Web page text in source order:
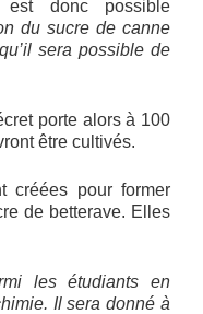
est donc possible
du sucre de canne
sera possible de
porte alors à 100
être cultivés.
créées pour former
de betterave. Elles
les étudiants en
Il sera donné à